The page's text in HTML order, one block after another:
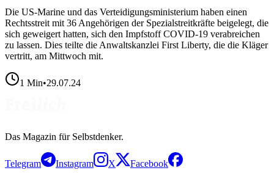
Die US-Marine und das Verteidigungsministerium haben einen
Rechtsstreit mit 36 Angehörigen der Spezialstreitkräfte beigelegt, die
sich geweigert hatten, sich den Impfstoff COVID-19 verabreichen
zu lassen. Dies teilte die Anwaltskanzlei First Liberty, die die Kläger
vertritt, am Mittwoch mit.
1 Min•29.07.24
Das Magazin für Selbstdenker.
Telegram Instagram X Facebook